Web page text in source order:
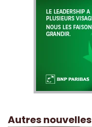
Autres nouvelles